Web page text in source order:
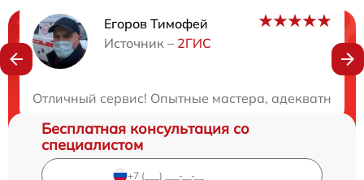
Егоров Тимофей
Источник – 2ГИС
Отличный сервис! Опытные мастера, адекватные
Нужна консультация?
Бесплатная консультация со
специалистом